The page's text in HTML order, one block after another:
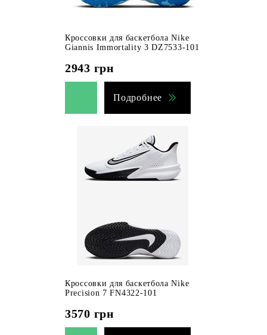
Кроссовки для баскетбола Nike
Giannis Immortality 3 DZ7533-101
2943 грн
Подробнее
Кроссовки для баскетбола Nike
Precision 7 FN4322-101
3570 грн